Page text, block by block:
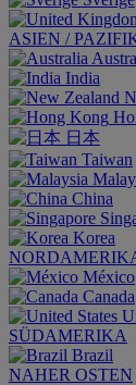
ASIEN /
India
日本
Taiwan
China
Korea
México
Canada
SÜDAMERIKA
Brazil
NAHER OSTEN